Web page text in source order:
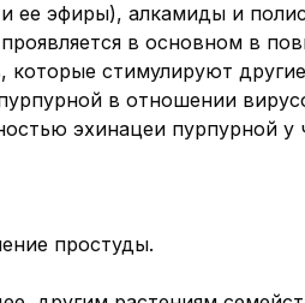
ее эфиры), алкамиды и
в основном в
стимулируют
в отношении
эхинацеи пурпурной
простуды.